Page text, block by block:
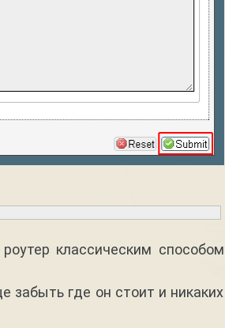
классическим способом
забыть где он стоит и никаких